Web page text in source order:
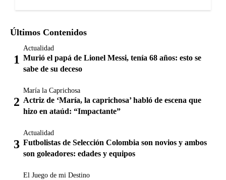
Últimos Contenidos
Actualidad
Murió el papá de Lionel Messi, tenía 68 años: esto se
sabe de su deceso
María la Caprichosa
Actriz de ‘María, la caprichosa’ habló de escena que
hizo en ataúd: “Impactante”
Actualidad
Futbolistas de Selección Colombia son novios y ambos
son goleadores: edades y equipos
El Juego de mi Destino